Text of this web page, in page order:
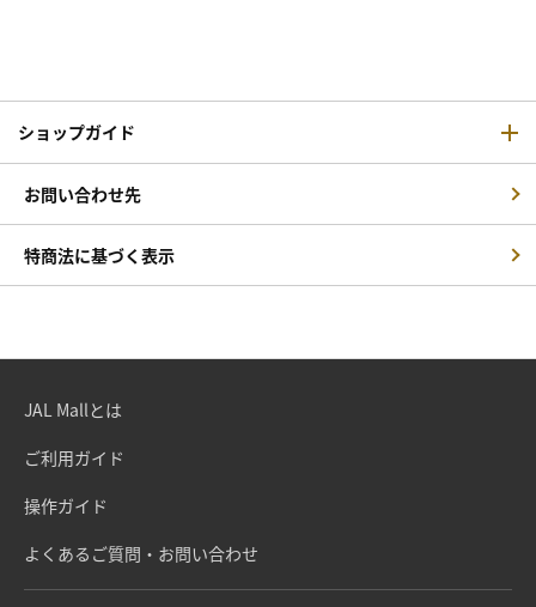
ショップガイド
お問い合わせ先
特商法に基づく表示
JAL Mallとは
ご利用ガイド
操作ガイド
よくあるご質問・お問い合わせ